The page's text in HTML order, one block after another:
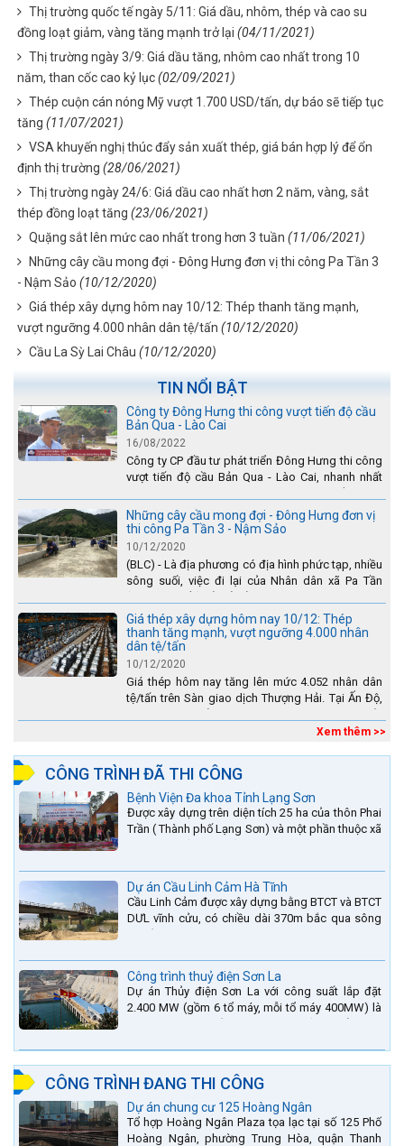
Thị trường quốc tế ngày 5/11: Giá dầu, nhôm, thép và cao su
đồng loạt giảm, vàng tăng mạnh trở lại (04/11/2021)
Thị trường ngày 3/9: Giá dầu tăng, nhôm cao nhất trong 10
năm, than cốc cao kỷ lục(02/09/2021)
Thép cuộn cán nóng Mỹ vượt 1.700 USD/tấn, dự báo sẽ tiếp tục
tăng (11/07/2021)
VSA khuyến nghị thúc đẩy sản xuất thép, giá bán hợp lý để ổn
định thị trường (28/06/2021)
Thị trường ngày 24/6: Giá dầu cao nhất hơn 2 năm, vàng, sắt
thép đồng loạt tăng (23/06/2021)
Quặng sắt lên mức cao nhất trong hơn 3 tuần (11/06/2021)
Những cây cầu mong đợi - Đông Hưng đơn vị thi công Pa Tần 3
- Nậm Sảo (10/12/2020)
Giá thép xây dựng hôm nay 10/12: Thép thanh tăng mạnh,
vượt ngưỡng 4.000 nhân dân tệ/tấn (10/12/2020)
Cầu La Sỳ Lai Châu (10/12/2020)
TIN NỔI BẬT
Công ty Đông Hưng thi công vượt tiến độ cầu
Bản Qua - Lào Cai
16/08/2022
Công ty CP đầu tư phát triển Đông Hưng thi công
vượt tiến độ cầu Bản Qua - Lào Cai, nhanh nhất
Lào Cai.
Những cây cầu mong đợi - Đông Hưng đơn vị
thi công Pa Tần 3 - Nậm Sảo
10/12/2020
(BLC) - Là địa phương có địa hình phức tạp, nhiều
sông suối, việc đi lại của Nhân dân xã Pa Tần
lũ....
Giá thép xây dựng hôm nay 10/12: Thép
thanh tăng mạnh, vượt ngưỡng 4.000 nhân
dân tệ/tấn
10/12/2020
Giá thép hôm nay tăng lên mức 4.052 nhân dân
tệ/tấn trên Sàn giao dịch Thượng Hải. Tại Ấn Độ,
Xem thêm >>
CÔNG TRÌNH ĐÃ THI CÔNG
Bệnh Viện Đa khoa Tỉnh Lạng Sơn
Được xây dựng trên diện tích 25 ha của thôn Phai
Trần ( Thành phố Lạng Sơn) và một phần thuộc xã
Dự án Cầu Linh Cảm Hà Tĩnh
Cầu Linh Cảm được xây dựng bằng BTCT và BTCT
DƯL vĩnh cửu, có chiều dài 370m bắc qua sông
Công trình thuỷ điện Sơn La
Dự án Thủy điện Sơn La với công suất lắp đặt
2.400 MW (gồm 6 tổ máy, mỗi tổ máy 400MW) là
CÔNG TRÌNH ĐANG THI CÔNG
Dự án chung cư 125 Hoàng Ngân
Tổ hợp Hoàng Ngân Plaza tọa lạc tại số 125 Phố
Hoàng Ngân, phường Trung Hòa, quận Thanh